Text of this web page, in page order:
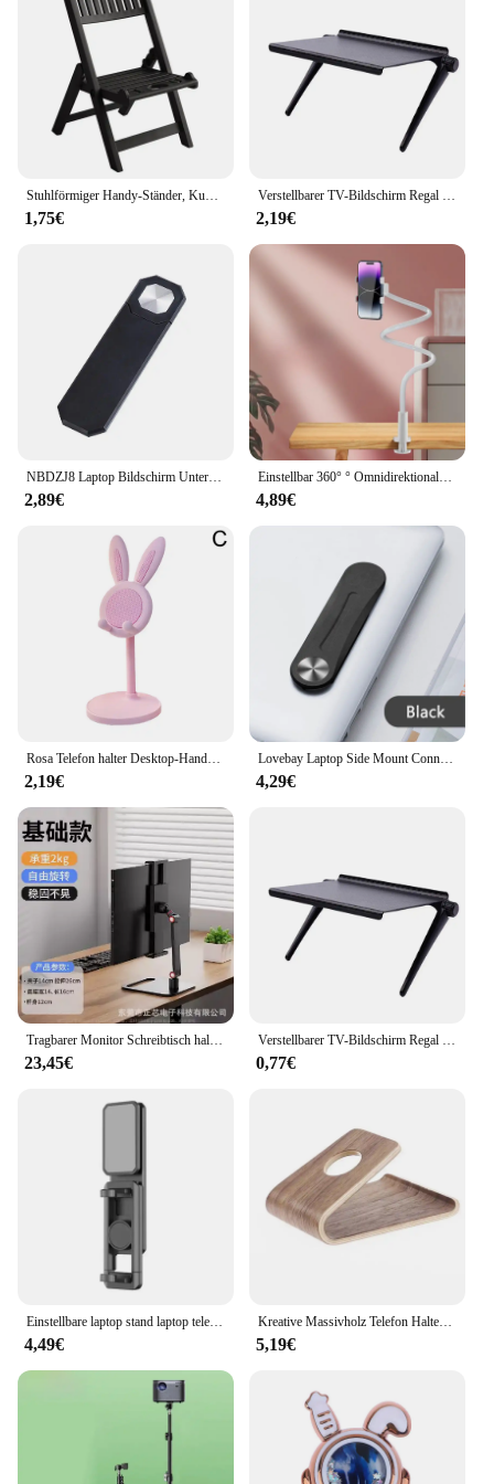
Stuhlförmiger Handy-Ständer, Kunststoff-Desktop-Telefon-Dock-Halter, passend für die meisten tragbaren Smartphones und Tablets
1,75€
Verstellbarer TV-Bildschirm Regal Rack Halter Computer Monitor Desktop-Bildschirm Regal TV Buddy Organizer Home Office Lager regal
2,19€
NBDZJ8 Laptop Bildschirm Unterstützung Halter Dual-Monitor-Display Clip Einstellbare Telefon Stand Laptop Seite Montieren Schließen Tablet Halterung
2,89€
Einstellbar 360° ° Omnidirektionaler Rad-TV-Legierungsständer, universeller Handy-Tablet-Halter, nicht aufgeladen, für Nachttisch, Büro, Zuhause
4,89€
Rosa Telefon halter Desktop-Handy-Ständer für iPhone 13 14 Smartphone verstellbar schöne Kaninchen Cartoon Tisch Unterstützung
2,19€
Lovebay Laptop Side Mount Connect Tablet Halterung Dual Monitor Display Clip Einstellbare Telefon Ständer Bildschirm Unterstützung Halter
4,29€
23,45€ 0,77€
4,49€
Kreative Massivholz Telefon Halter Universal Mobile Desktop Stehen Multifunktions Tablet Stand Lade Ständer Holz Basis
5,19€